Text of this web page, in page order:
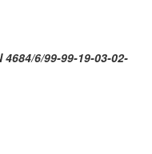
6/99-99-19-03-02-